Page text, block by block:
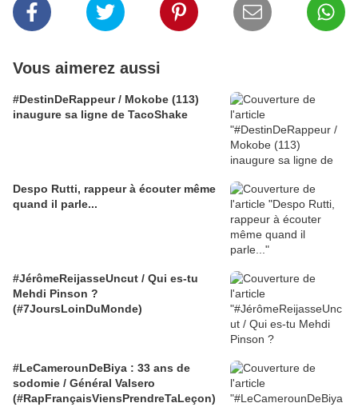
Vous aimerez aussi
#DestinDeRappeur / Mokobe (113)
inaugure sa ligne de TacoShake
Despo Rutti, rappeur à écouter même
quand il parle...
#JérômeReijasseUncut / Qui es-tu
Mehdi Pinson ?
(#7JoursLoinDuMonde)
#LeCamerounDeBiya : 33 ans de
sodomie / Général Valsero
(#RapFrançaisViensPrendreTaLeçon)